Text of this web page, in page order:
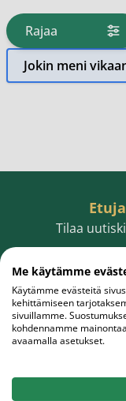
Rajaa
tuotteita
Jokin meni
Tilaa
Me käytämme
Käytämme evästeitä
kehittämiseen
sivuillamme.
kohdennamme
avaamalla asetukset.